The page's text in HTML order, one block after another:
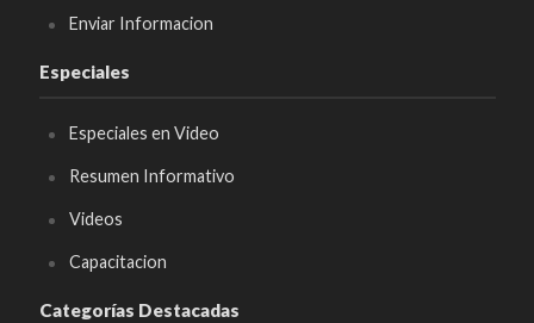
Enviar Informacion
Especiales
Especiales en Video
Resumen Informativo
Videos
Capacitacion
Categorías Destacadas